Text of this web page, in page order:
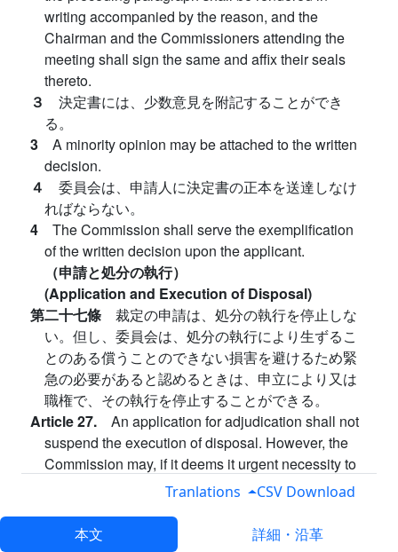
writing accompanied by the reason, and the
Chairman and the Commissioners attending the
meeting shall sign the same and affix their seals
thereto.
３ 決定書には、少数意見を附記することができ
る。
3 A minority opinion may be attached to the written
decision.
４ 委員会は、申請人に決定書の正本を送達しなけ
ればならない。
4 The Commission shall serve the exemplification
of the written decision upon the applicant.
（申請と処分の執行）
(Application and Execution of Disposal)
第二十七條 裁定の申請は、処分の執行を停止しな
い。但し、委員会は、処分の執行により生ずるこ
とのある償うことのできない損害を避けるため緊
急の必要があると認めるときは、申立により又は
職権で、その執行を停止することができる。
Article 27. An application for adjudication shall not
suspend the execution of disposal. However, the
Commission may, if it deems it urgent necessity to
avoid irreparable damages which may be caused
execution on application or ex officio.
Tranlations CSV Download
本文 詳細・沿革